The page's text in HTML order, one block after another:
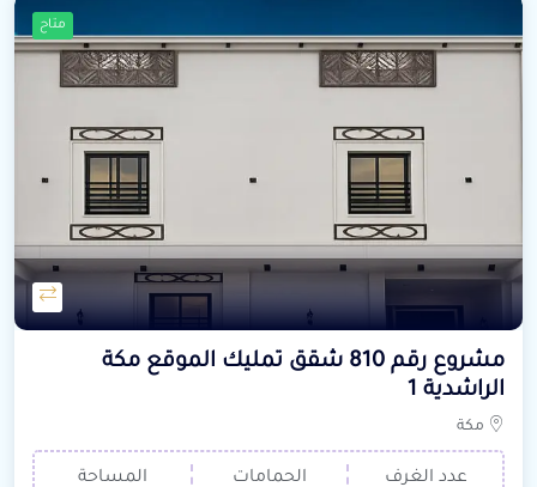
متاح
مشروع رقم 810 شقق تمليك الموقع مكة
الراشدية 1
مكة
عدد الغرف
الحمامات
المساحة